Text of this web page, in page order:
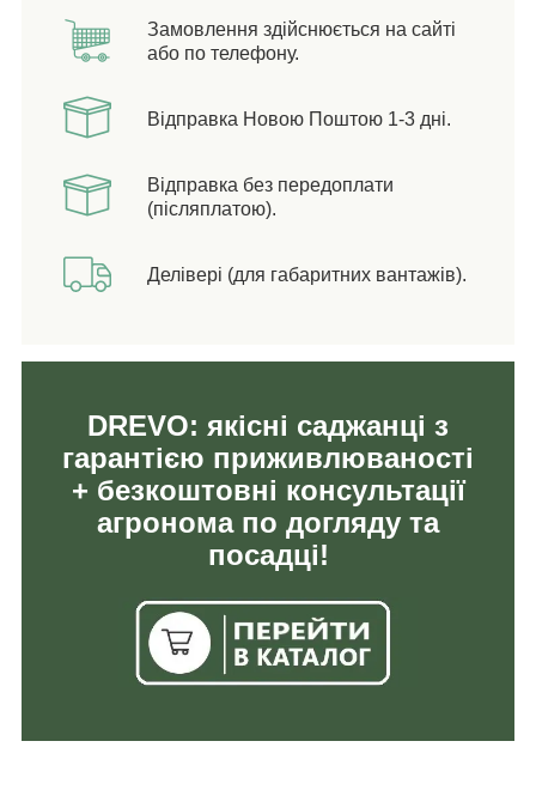
Замовлення здійснюється на сайті
або по телефону.
Відправка Новою Поштою 1-3 дні.
Відправка без передоплати
(післяплатою).
Делівері (для габаритних вантажів).
DREVO: якісні саджанці з
гарантією приживлюваності
+ безкоштовні консультації
агронома по догляду та
посадці!